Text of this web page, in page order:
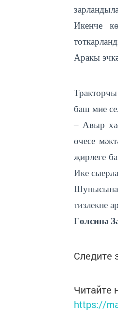
Икенче
Аракы
баш мие
– Авыр
өчесе
җирлеге
Ике
Шунысына
тизлекне
Гөлсинә
Следите
Читайте
https://